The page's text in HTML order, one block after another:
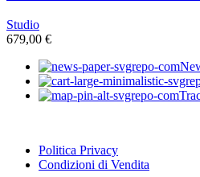
Studio
679,00 €
Politica Privacy
Condizioni di Vendita